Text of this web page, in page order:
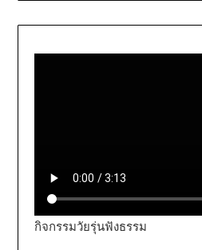
กิจกรรมวัยรุ่นฟังธรรม